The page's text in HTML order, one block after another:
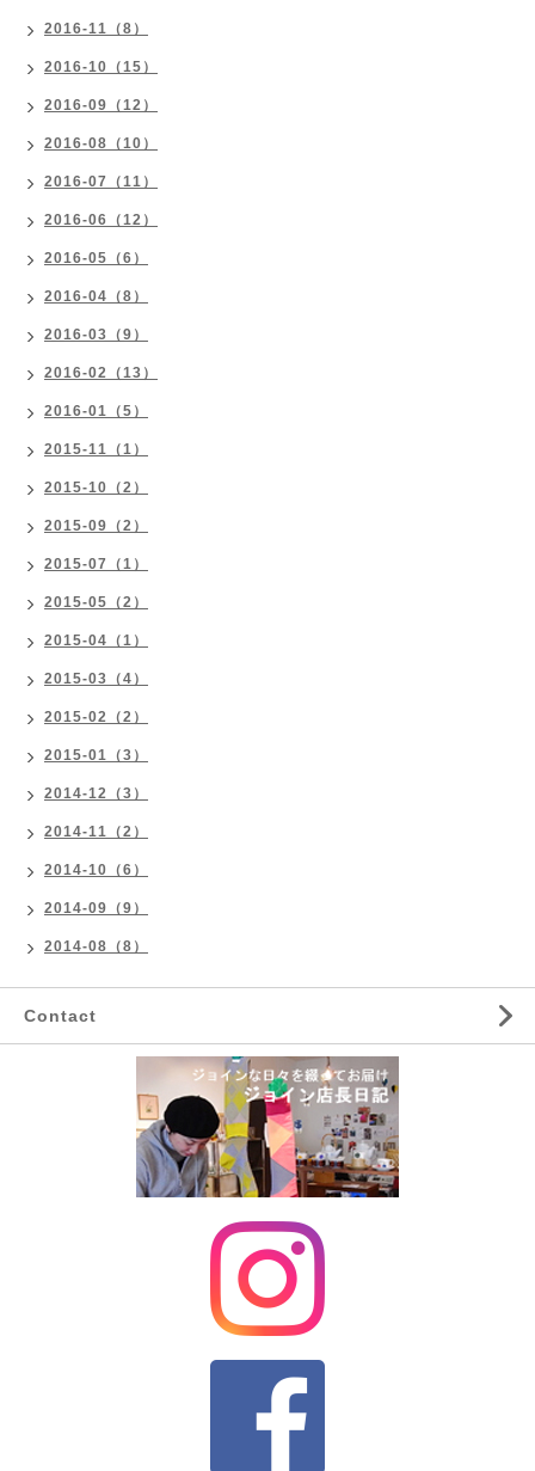
2016-11（8）
2016-10（15）
2016-09（12）
2016-08（10）
2016-07（11）
2016-06（12）
2016-05（6）
2016-04（8）
2016-03（9）
2016-02（13）
2016-01（5）
2015-11（1）
2015-10（2）
2015-09（2）
2015-07（1）
2015-05（2）
2015-04（1）
2015-03（4）
2015-02（2）
2015-01（3）
2014-12（3）
2014-11（2）
2014-10（6）
2014-09（9）
2014-08（8）
Contact